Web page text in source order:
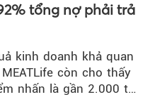
tổng nợ phải trả
kinh doanh khả quan
còn cho thấy
nhấn là gần 2.000 tỷ